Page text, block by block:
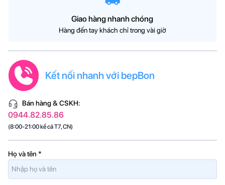
Giao hàng nhanh chóng
Hàng đến tay khách chỉ trong vài giờ
Kết nối nhanh với bepBon
Bán hàng & CSKH:
0944.82.85.86
(8:00-21:00 kể cả T7, CN)
Họ và tên *